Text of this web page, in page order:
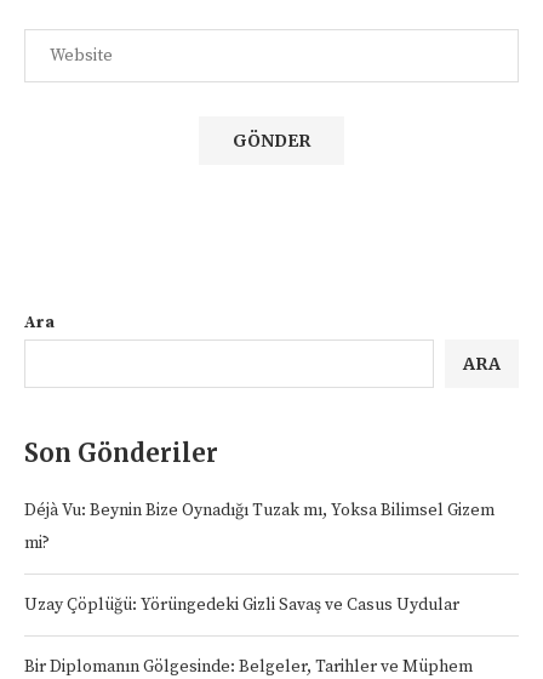
Ara
ARA
Son Gönderiler
Déjà Vu: Beynin Bize Oynadığı Tuzak mı, Yoksa Bilimsel Gizem
mi?
Uzay Çöplüğü: Yörüngedeki Gizli Savaş ve Casus Uydular
Bir Diplomanın Gölgesinde: Belgeler, Tarihler ve Müphem